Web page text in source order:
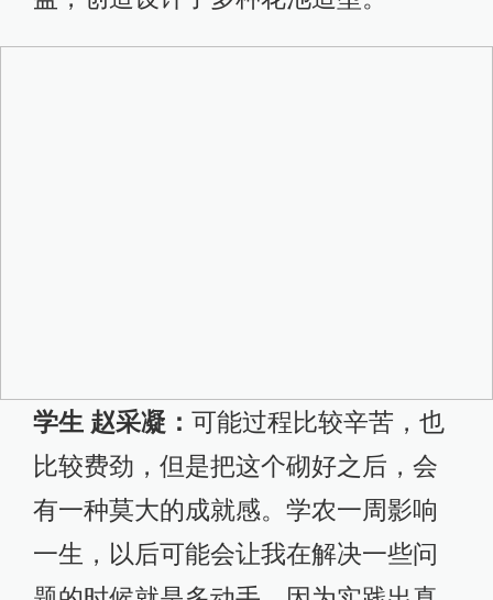
学生 赵采凝： 可能过程比较辛苦，也
比较费劲，但是把这个砌好之后，会
有一种莫大的成就感。学农一周影响
一生，以后可能会让我在解决一些问